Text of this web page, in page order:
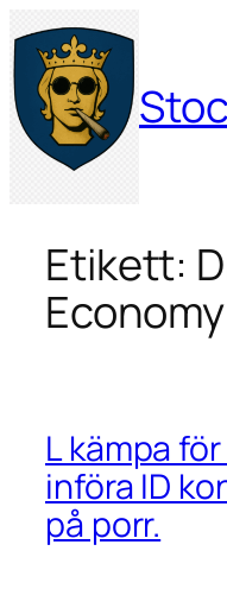
Hoppa
till
innehåll
Etikett:
L kämpa
införa ID
på porr.